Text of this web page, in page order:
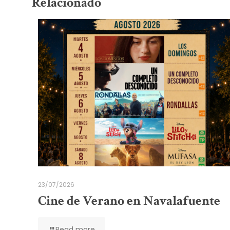
23/07/2026
Cine de Verano en Navalafuente